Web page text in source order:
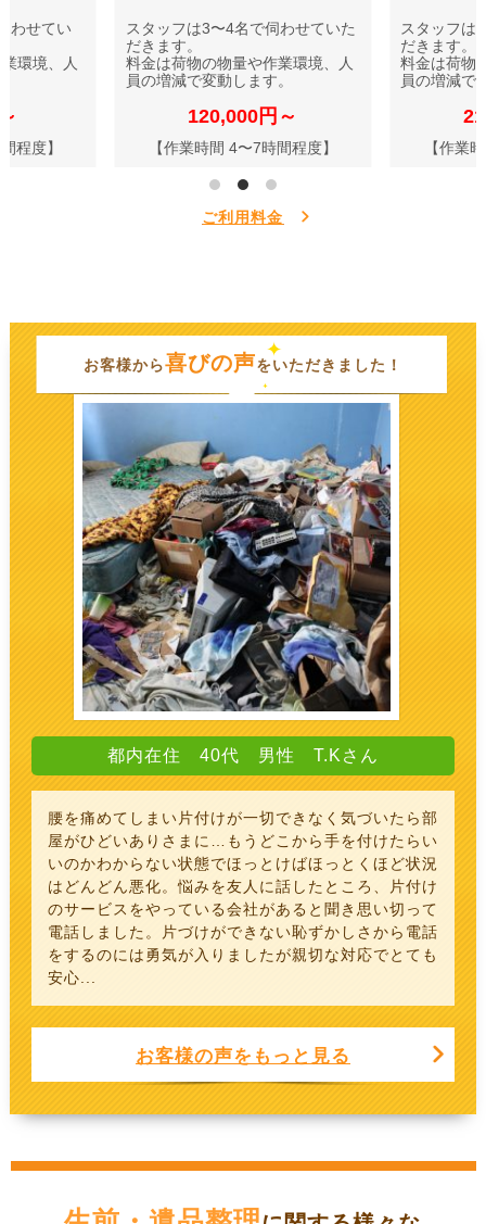
わせてい
環境、人
程度】
スタッフは3〜4名で伺わせていた
だきます。
料金は荷物の物量や作業環境、人
員の増減で変動します。
120,000円～
【作業時間 4〜7時間程度】
スタッフは
だきます。
料金は荷物
員の増減で
【作業
ご利用料金
お客様から喜びの声をいただきました！
都内在住 40代 男性 T.Kさん
腰を痛めてしまい片付けが一切できなく気づいたら部
屋がひどいありさまに…もうどこから手を付けたらい
いのかわからない状態でほっとけばほっとくほど状況
はどんどん悪化。悩みを友人に話したところ、片付け
のサービスをやっている会社があると聞き思い切って
電話しました。片づけができない恥ずかしさから電話
をするのには勇気が入りましたが親切な対応でとても
安心...
お客様の声をもっと見る